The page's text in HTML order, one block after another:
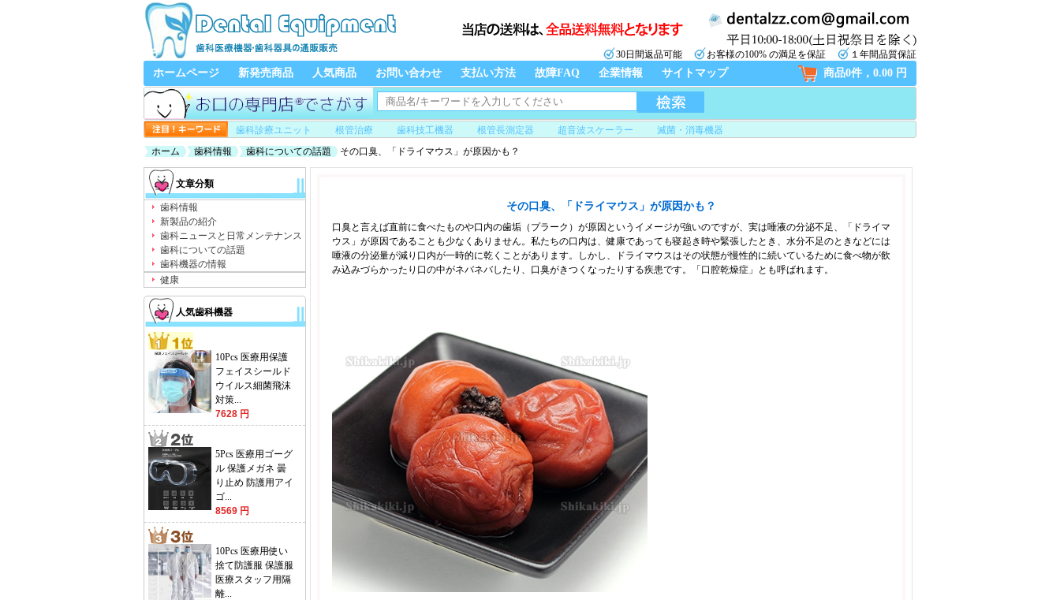
30日間返品可能 お客様の100% の満足を保証 １年間品質保証
ホームページ 新発売商品 人気商品 お問い合わせ 支払い方法 故障FAQ 企業情報 サイトマップ 商品0件，0.00 円
歯科診療ユニット 根管治療 歯科技工機器 根管長測定器 超音波スケーラー
滅菌・消毒機器
ホーム
歯科情報 歯科についての話題 その口臭、「ドライマウス」が原因かも？
文章分類
歯科情報
新製品の紹介
歯科ニュースと日常メンテナンス
歯科についての話題
歯科機器の情報
健康
人気歯科機器
10Pcs 医療用保護
フェイスシールド
ウイルス細菌飛沫
対策...
7628 円
5Pcs 医療用ゴーグ
ル 保護メガネ 曇
り止め 防護用アイ
ゴ...
8569 円
10Pcs 医療用使い
捨て防護服 保護服
医療スタッフ用隔
離...
その口臭、「ドライマウス」が原因かも？
口臭と言えば直前に食べたものや口内の歯垢（プラーク）が原因というイメージが強いのですが、実は唾液の分泌不足、「ドライマ
ウス」が原因であることも少なくありません。私たちの口内は、健康であっても寝起き時や緊張したとき、水分不足のときなどには
唾液の分泌量が減り口内が一時的に乾くことがあります。しかし、ドライマウスはその状態が慢性的に続いているために食べ物が飲
み込みづらかったり口の中がネバネバしたり、口臭がきつくなったりする疾患です。「口腔乾燥症」とも呼ばれます。